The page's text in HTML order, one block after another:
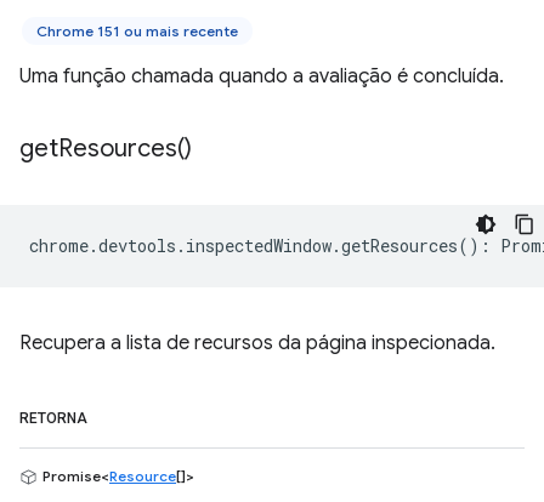
Chrome 151 ou mais recente
Uma função chamada quando a avaliação é concluída.
getResources()
chrome.devtools . inspectedWindow.getResources() :
Recupera a lista de recursos da página inspecionada.
RETORNA
Promise<Resource[]>